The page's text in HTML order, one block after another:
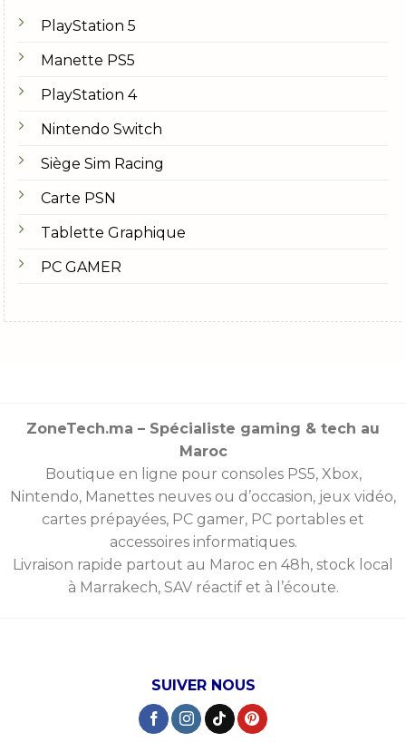
PlayStation 5
Manette PS5
PlayStation 4
Nintendo Switch
Siège Sim Racing
Carte PSN
Tablette Graphique
PC GAMER
ZoneTech.ma – Spécialiste gaming & tech au
Maroc
Boutique en ligne pour consoles PS5, Xbox,
Nintendo, Manettes neuves ou d’occasion, jeux vidéo,
cartes prépayées, PC gamer, PC portables et
accessoires informatiques.
Livraison rapide partout au Maroc en 48h, stock local
à Marrakech, SAV réactif et à l’écoute.
SUIVER NOUS